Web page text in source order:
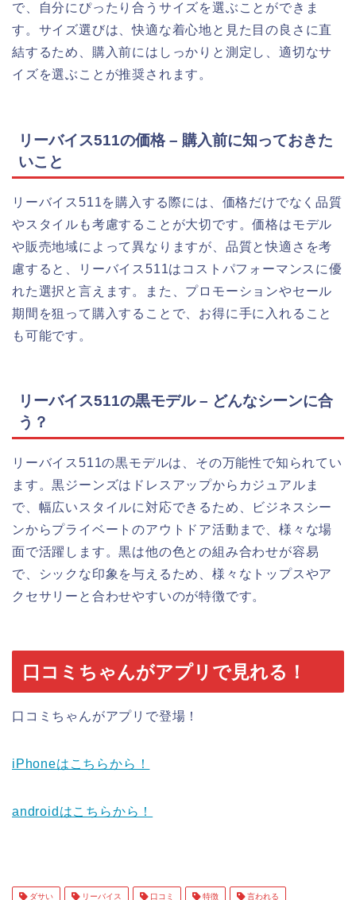
で、自分にぴったり合うサイズを選ぶことができま
す。サイズ選びは、快適な着心地と見た目の良さに直
結するため、購入前にはしっかりと測定し、適切なサ
イズを選ぶことが推奨されます。
リーバイス511の価格 – 購入前に知っておきた
いこと
リーバイス511を購入する際には、価格だけでなく品質
やスタイルも考慮することが大切です。価格はモデル
や販売地域によって異なりますが、品質と快適さを考
慮すると、リーバイス511はコストパフォーマンスに優
れた選択と言えます。また、プロモーションやセール
期間を狙って購入することで、お得に手に入れること
も可能です。
リーバイス511の黒モデル – どんなシーンに合
う？
リーバイス511の黒モデルは、その万能性で知られてい
ます。黒ジーンズはドレスアップからカジュアルま
で、幅広いスタイルに対応できるため、ビジネスシー
ンからプライベートのアウトドア活動まで、様々な場
面で活躍します。黒は他の色との組み合わせが容易
で、シックな印象を与えるため、様々なトップスやア
クセサリーと合わせやすいのが特徴です。
口コミちゃんがアプリで見れる！
口コミちゃんがアプリで登場！
iPhoneはこちらから！
androidはこちらから！
ダサい リーバイス 口コミ 特徴 言われる